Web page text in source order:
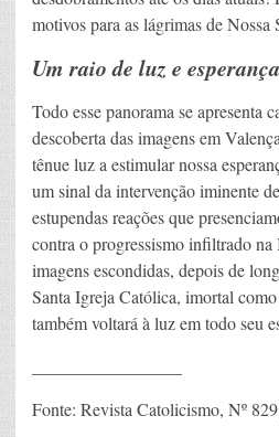
motivos para as lágrimas de Nossa
Um raio de luz e esperança
Todo esse panorama se apresenta
descoberta das imagens em
tênue luz a estimular nossa
um sinal da intervenção iminente
estupendas reações que
contra o progressismo infiltrado na
imagens escondidas, depois de
Santa Igreja Católica, imortal
também voltará à luz em todo seu
Fonte: Revista Catolicismo, Nº